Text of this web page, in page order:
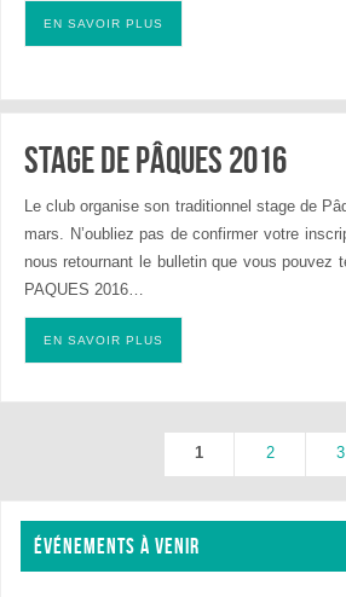
EN SAVOIR PLUS
Stage de Pâques 2016
Le club organise son traditionnel stage de
mars. N’oubliez pas de confirmer votre
nous retournant le bulletin que vous pouvez
PAQUES 2016…
EN SAVOIR PLUS
1 2 3
ÉVÉNEMENTS À VENIR